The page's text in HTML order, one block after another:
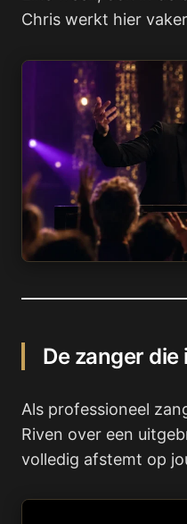
Chris werkt hier
De zanger
Als professioneel
Riven over een
volledig afstemt op